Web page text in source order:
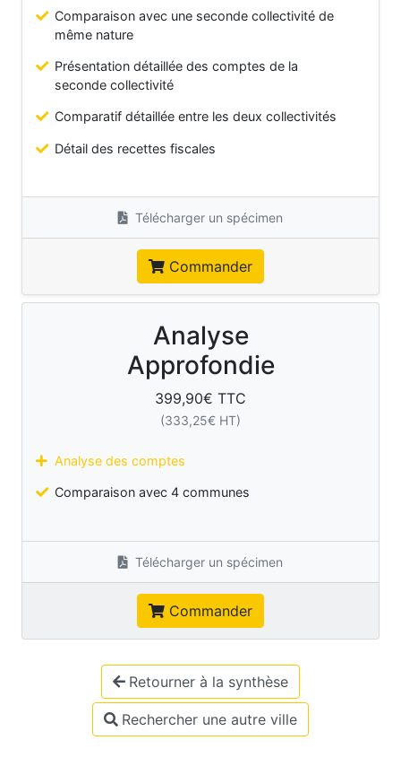
Comparaison avec une seconde collectivité de
même nature
Présentation détaillée des comptes de la
seconde collectivité
Comparatif détaillée entre les deux collectivités
Détail des recettes fiscales
Télécharger un spécimen
Commander
Analyse
Approfondie
399,90€ TTC
(333,25€ HT)
Analyse des comptes
Comparaison avec 4 communes
Télécharger un spécimen
Commander
Retourner à la synthèse
Rechercher une autre ville